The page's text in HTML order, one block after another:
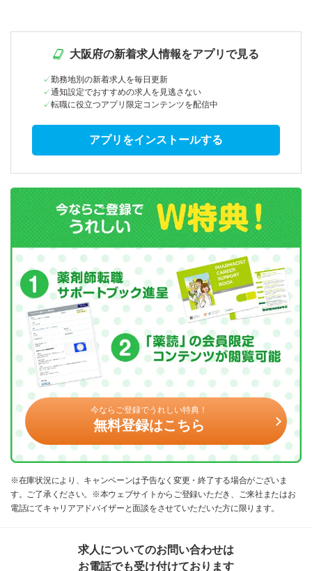
大阪府の新着求人情報をアプリで見る
勤務地別の新着求人を毎日更新
通知設定でおすすめの求人を見逃さない
転職に役立つアプリ限定コンテンツを配信中
アプリをインストールする
今ならご登録でうれしい特典！
無料登録はこちら
※在庫状況により、キャンペーンは予告なく変更・終了する場合がございま
す。ご了承ください。※本ウェブサイトからご登録いただき、ご来社またはお
電話にてキャリアアドバイザーと面談をさせていただいた方に限ります。
求人についてのお問い合わせは
お電話でも受け付けております